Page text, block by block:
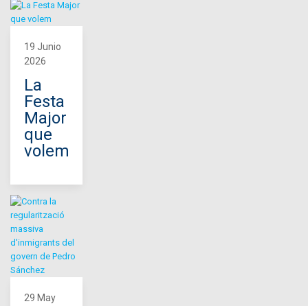
19 Junio
2026
La
Festa
Major
que
volem
29 May